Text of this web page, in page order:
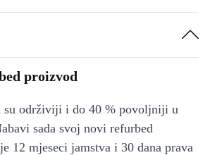
proizvod
su održiviji i do 40 % povoljniji u
sada svoj novi refurbed
12 mjeseci jamstva i 30 dana prava